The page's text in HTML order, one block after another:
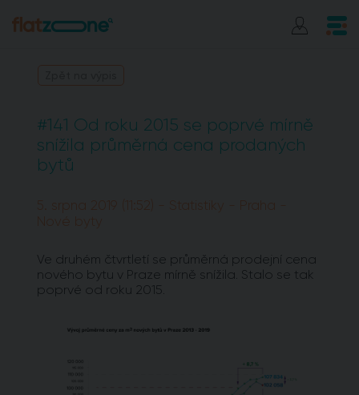
#141 Od roku 2015 se poprvé mírně
snížila průměrná cena prodaných
bytů
5. srpna 2019 (11:52) - Statistiky - Praha -
Nové byty
Ve druhém čtvrtletí se průměrná prodejní cena
nového bytu v Praze mírně snížila. Stalo se tak
poprvé od roku 2015.